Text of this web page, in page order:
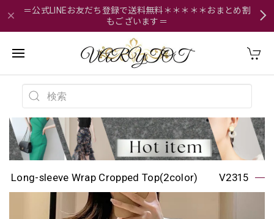
＝公式LINEお友だち登録で送料無料＊＊＊＊＊おまとめ割
もございます＝
Long-sleeve Wrap Cropped Top(2color) V2315